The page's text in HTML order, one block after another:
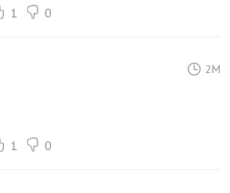
1 0
2M
1 0